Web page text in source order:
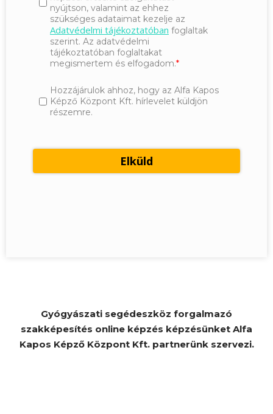
nyújtson, valamint az ehhez
szükséges adataimat kezelje az
Adatvédelmi tájékoztatóban foglaltak
szerint. Az adatvédelmi
tájékoztatóban foglaltakat
megismertem és elfogadom.
Hozzájárulok ahhoz, hogy az Alfa Kapos
Képző Központ Kft. hírlevelet küldjön
részemre.
Gyógyászati segédeszköz forgalmazó
szakképesítés online képzés képzésünket Alfa
Kapos Képző Központ Kft. partnerünk szervezi.